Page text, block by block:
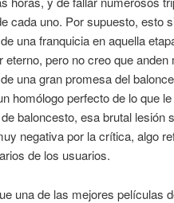
cada uno. Por supuesto, esto
una franquicia en aquella
eterno, pero no creo que
una gran promesa del
homólogo perfecto de lo que
baloncesto, esa brutal lesión
negativa por la crítica, algo
de los usuarios.
una de las mejores películas